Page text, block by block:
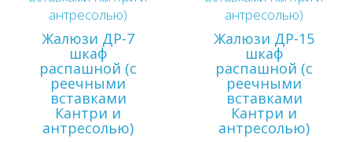
Жалюзи ДР-7
шкаф
распашной (с
реечными
вставками
Кантри и
антресолью)
Жалюзи ДР-15
шкаф
распашной (с
реечными
вставками
Кантри и
антресолью)